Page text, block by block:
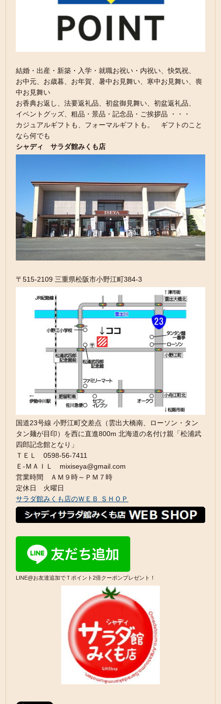
結婚・出産・新築・入学・就職お祝い・内祝い、快気祝、
お中元、お歳暮、お年賀、暑中お見舞い、寒中お見舞い、喪
中お見舞い
お香典お返し、法要返礼品、初盆御見舞い、初盆返礼品、
イベントグッズ、粗品・景品・記念品・ご挨拶品 ・・・
カジュアルギフトも、フォーマルギフトも。 ギフトのこと
なら何でも
シャディ サラダ館みくも店
〒515-2109 三重県松阪市小野江町384-3
国道23号線 小野江町交差点（雲出大橋南、ローソン・タン
タン麺が目印）を西に直進800m 北海道の名付け親「松浦武
四郎記念館となり」
ＴＥＬ 0598-56-7411
Ｅ-ＭＡＩＬ mixiseya@gmail.com
営業時間 ＡＭ９時～ＰＭ７時
定休日 火曜日
サラダ館みくも店のＷＥＢ ＳＨＯＰ
LINE@お友達追加でＴポイント2倍クーポンプレゼント！